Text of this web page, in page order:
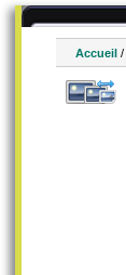
Accueil /